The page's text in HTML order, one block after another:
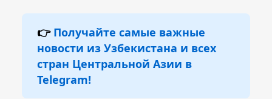
👉 Получайте самые важные
новости из Узбекистана и всех
стран Центральной Азии в
Telegram!